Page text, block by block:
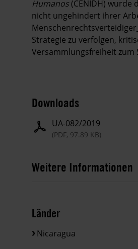
Humanos (CENIDH) wurde
nicht ungehindert ihrer
Strategie zu verfolgen,
Versammlungsfreiheit zum
Downloads
UA-082/2019
(PDF, 97.89 KB)
Weitere Informationen
Länder
Nicaragua